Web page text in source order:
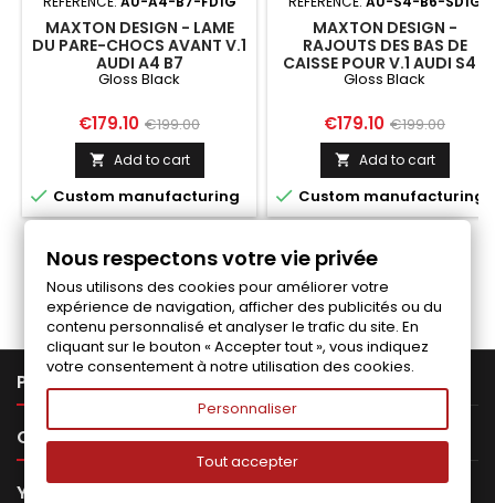
MAXTON DESIGN - LAME
DU PARE-CHOCS AVANT V.1
AUDI A4 B7
Gloss Black
Price
€179.10 Regular
price
€199.00
 Add to cart
 Custom manufacturing
MAXTON DESIGN -
RAJOUTS DES BAS DE
CAISSE POUR V.1 AUDI S4 /
A4 / A4 S-LINE B6 / B7
Gloss Black
Price
€179.10 Regular
price
€199.00
 Add to cart
 Custom manufacturing
Follow us on Facebook
PRODUCTS
OUR COMPANY 
YOUR ACCOUNT 
Nous respectons votre vie privée
Nous utilisons des cookies pour améliorer votre
expérience de navigation, afficher des publicités ou du
contenu personnalisé et analyser le trafic du site. En
cliquant sur le bouton « Accepter tout », vous indiquez
votre consentement à notre utilisation des cookies.
Personnaliser
Tout accepter